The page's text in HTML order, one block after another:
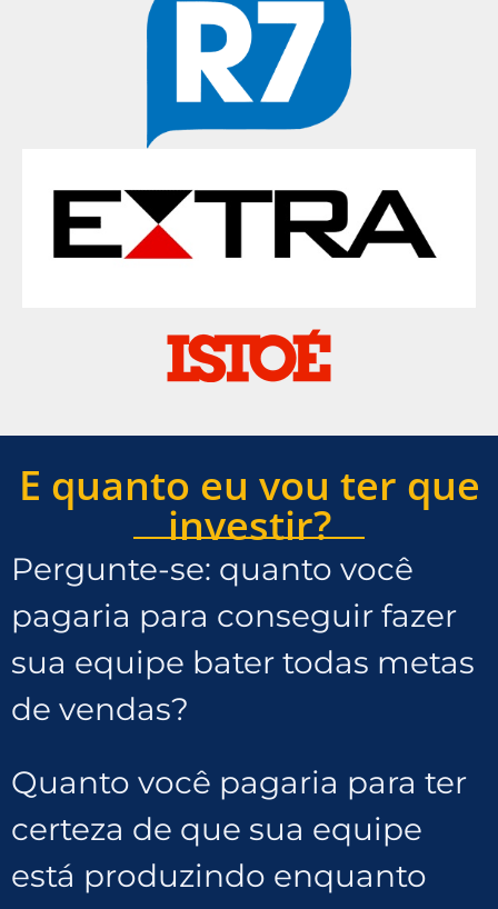
E quanto eu vou ter que
investir?
Pergunte-se: quanto você
pagaria para conseguir fazer
sua equipe bater todas metas
de vendas?
Quanto você pagaria para ter
certeza de que sua equipe
está produzindo enquanto